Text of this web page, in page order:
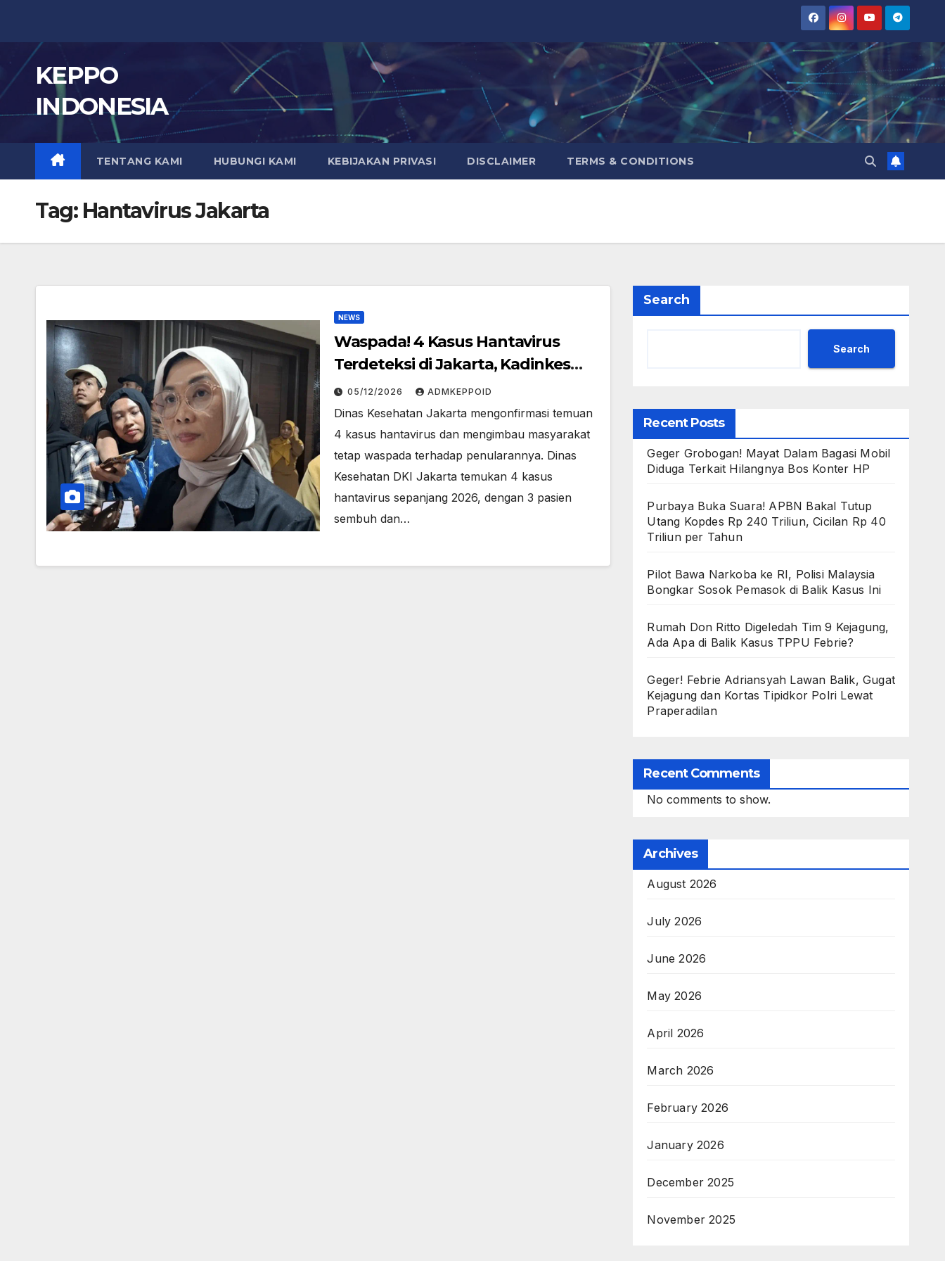
content
KEPPO
INDONESIA
TENTANG KAMI HUBUNGI KAMI KEBIJAKAN PRIVASI DISCLAIMER TERMS & CONDITIONS
Tag: Hantavirus Jakarta
NEWS
Waspada! 4 Kasus Hantavirus
Terdeteksi di Jakarta, Kadinkes
Beri Peringatan
05/12/2026 ADMKEPPOID
Dinas Kesehatan Jakarta mengonfirmasi temuan
4 kasus hantavirus dan mengimbau masyarakat
tetap waspada terhadap penularannya. Dinas
Kesehatan DKI Jakarta temukan 4 kasus
hantavirus sepanjang 2026, dengan 3 pasien
sembuh dan…
Search
Search
Recent Posts
Geger Grobogan! Mayat Dalam Bagasi Mobil
Diduga Terkait Hilangnya Bos Konter HP
Purbaya Buka Suara! APBN Bakal Tutup
Utang Kopdes Rp 240 Triliun, Cicilan Rp 40
Triliun per Tahun
Pilot Bawa Narkoba ke RI, Polisi Malaysia
Bongkar Sosok Pemasok di Balik Kasus Ini
Rumah Don Ritto Digeledah Tim 9 Kejagung,
Ada Apa di Balik Kasus TPPU Febrie?
Geger! Febrie Adriansyah Lawan Balik, Gugat
Kejagung dan Kortas Tipidkor Polri Lewat
Praperadilan
Recent Comments
No comments to show.
Archives
August 2026
July 2026
June 2026
May 2026
April 2026
March 2026
February 2026
January 2026
December 2025
November 2025